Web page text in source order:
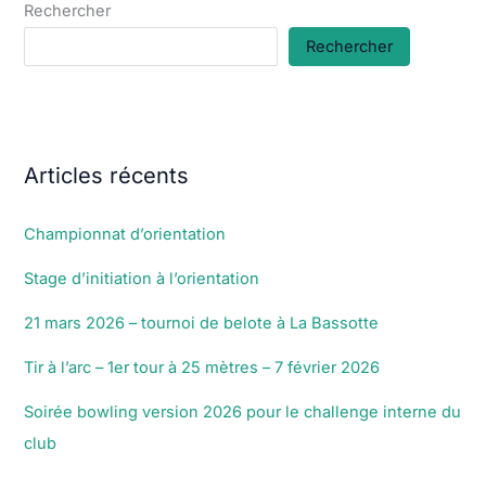
Rechercher
Rechercher
Articles récents
Championnat d’orientation
Stage d’initiation à l’orientation
21 mars 2026 – tournoi de belote à La Bassotte
Tir à l’arc – 1er tour à 25 mètres – 7 février 2026
Soirée bowling version 2026 pour le challenge interne du
club